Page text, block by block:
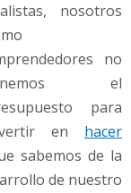
nosotros
no
el
para
en hacer
sabemos de la
de nuestro